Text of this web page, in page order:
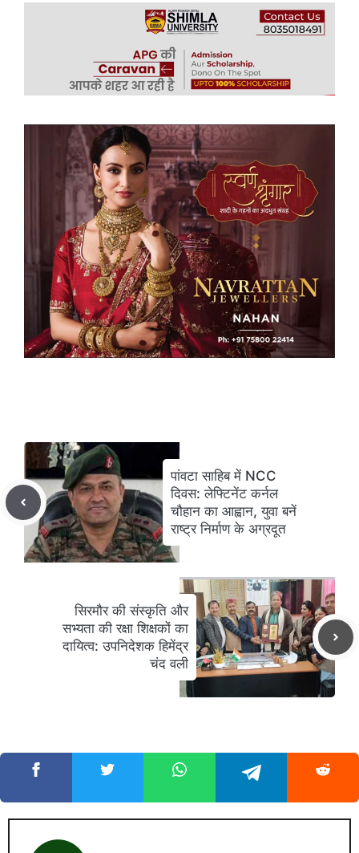
पांवटा साहिब में NCC
दिवस: लेफ्टिनेंट कर्नल
चौहान का आह्वान, युवा बनें
राष्ट्र निर्माण के अग्रदूत
सिरमौर की संस्कृति और
सभ्यता की रक्षा शिक्षकों का
दायित्व: उपनिदेशक हिमेंद्र
चंद वली